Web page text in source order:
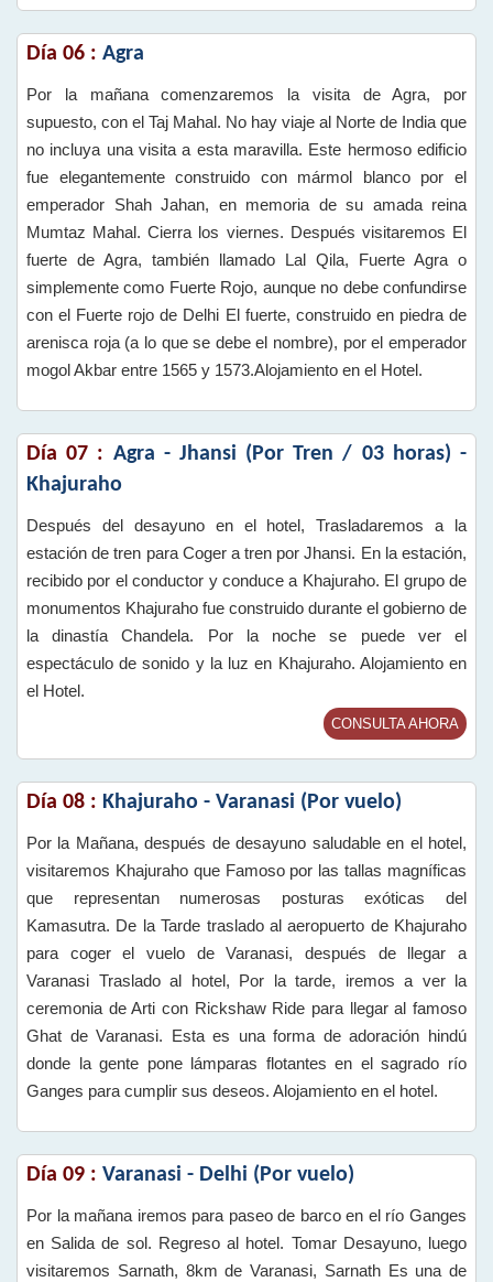
Día 06 : Agra
Por la mañana comenzaremos la visita de Agra, por
supuesto, con el Taj Mahal. No hay viaje al Norte de India que
no incluya una visita a esta maravilla. Este hermoso edificio
fue elegantemente construido con mármol blanco por el
emperador Shah Jahan, en memoria de su amada reina
Mumtaz Mahal. Cierra los viernes. Después visitaremos El
fuerte de Agra, también llamado Lal Qila, Fuerte Agra o
simplemente como Fuerte Rojo, aunque no debe confundirse
con el Fuerte rojo de Delhi El fuerte, construido en piedra de
arenisca roja (a lo que se debe el nombre), por el emperador
mogol Akbar entre 1565 y 1573.Alojamiento en el Hotel.
Día 07 : Agra - Jhansi (Por Tren / 03 horas) -
Khajuraho
Después del desayuno en el hotel, Trasladaremos a la
estación de tren para Coger a tren por Jhansi. En la estación,
recibido por el conductor y conduce a Khajuraho. El grupo de
monumentos Khajuraho fue construido durante el gobierno de
la dinastía Chandela. Por la noche se puede ver el
espectáculo de sonido y la luz en Khajuraho. Alojamiento en
el Hotel.
CONSULTA AHORA
Día 08 : Khajuraho - Varanasi (Por vuelo)
Por la Mañana, después de desayuno saludable en el hotel,
visitaremos Khajuraho que Famoso por las tallas magníficas
que representan numerosas posturas exóticas del
Kamasutra. De la Tarde traslado al aeropuerto de Khajuraho
para coger el vuelo de Varanasi, después de llegar a
Varanasi Traslado al hotel, Por la tarde, iremos a ver la
ceremonia de Arti con Rickshaw Ride para llegar al famoso
Ghat de Varanasi. Esta es una forma de adoración hindú
donde la gente pone lámparas flotantes en el sagrado río
Ganges para cumplir sus deseos. Alojamiento en el hotel.
Día 09 : Varanasi - Delhi (Por vuelo)
Por la mañana iremos para paseo de barco en el río Ganges
en Salida de sol. Regreso al hotel. Tomar Desayuno, luego
visitaremos Sarnath, 8km de Varanasi, Sarnath Es una de